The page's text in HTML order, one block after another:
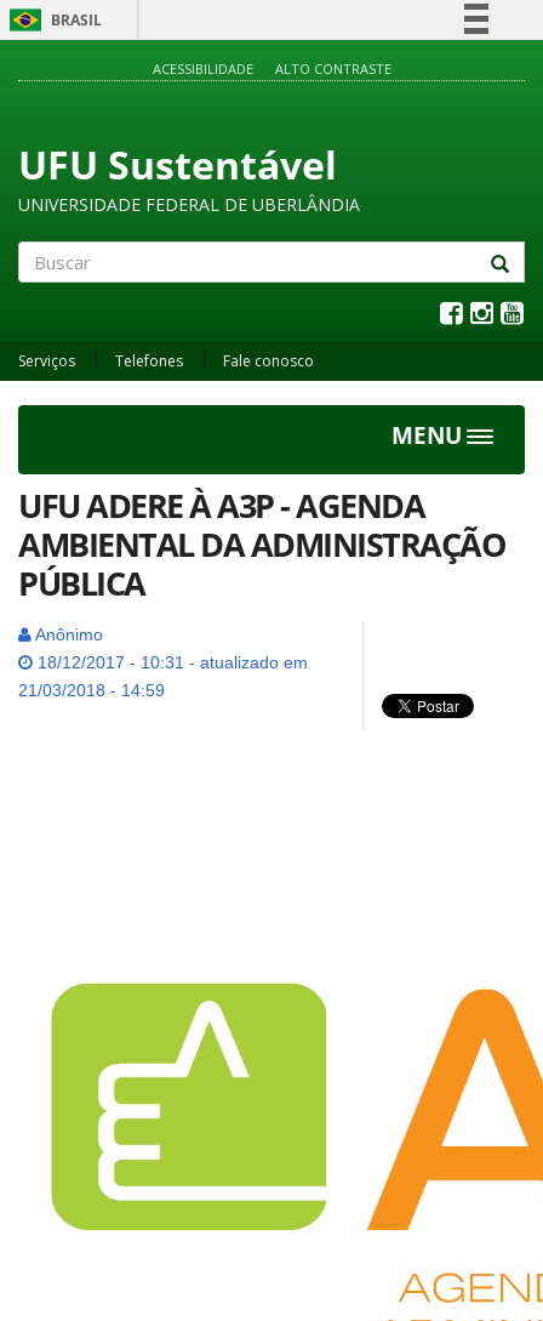
BRASIL
Acesso à informação
Legislação
Canais
ACESSIBILIDADE ALTO CONTRASTE
UFU Sustentável
UNIVERSIDADE FEDERAL DE UBERLÂNDIA
Serviços Telefones Fale conosco
MENU
Toggle
UFU ADERE À A3P - AGENDA
AMBIENTAL DA ADMINISTRAÇÃO
PÚBLICA
Anônimo
18/12/2017 - 10:31 - atualizado em
21/03/2018 - 14:59